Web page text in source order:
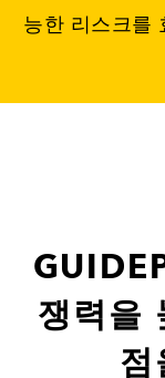
능한 리스크를
쟁력을
점